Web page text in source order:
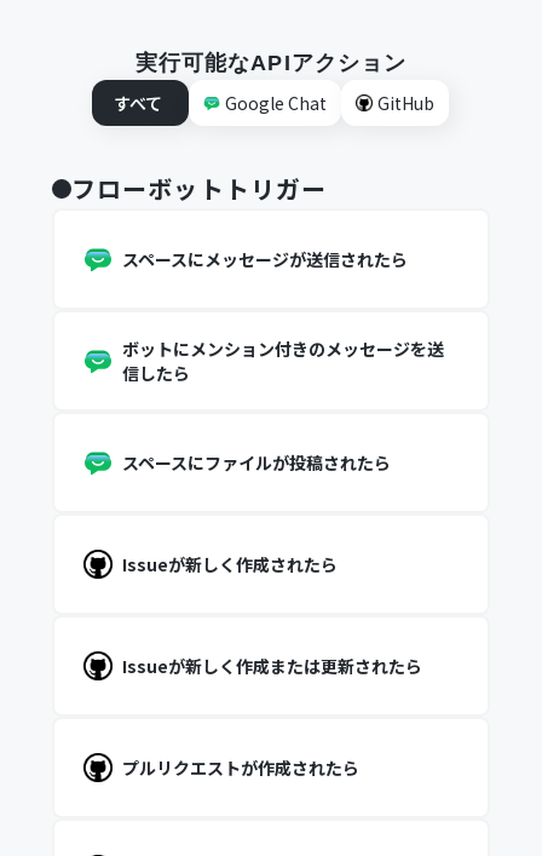
実行可能なAPIアクション
すべて
Google Chat GitHub
フローボットトリガー
スペースにメッセージが送信されたら
ボットにメンション付きのメッセージを送
信したら
スペースにファイルが投稿されたら
Issueが新しく作成されたら
Issueが新しく作成または更新されたら
プルリクエストが作成されたら